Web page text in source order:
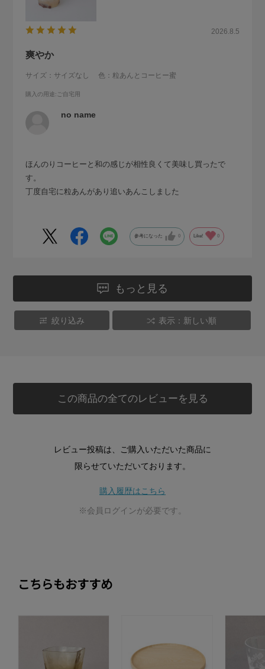
2026.8.5
爽やか
サイズ：サイズなし 色：粒あんとコーヒー蜜
購入の用途:ご自宅用
no name
ほんのりコーヒーと和の感じが相性良くて美味し買ったで
す。
丁度自宅に粒あんがあり追いあんこしました
参考になった 0 Like! 0
もっと見る
絞り込み 表示：新しい順
この商品の全てのレビューを見る
レビュー投稿は、ご購入いただいた商品に
限らせていただいております。
購入履歴はこちら
※会員ログインが必要です。
こちらもおすすめ